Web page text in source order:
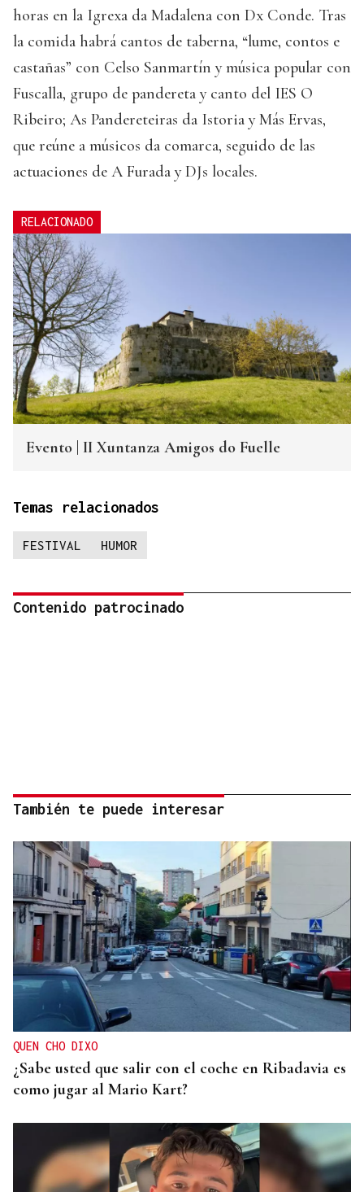
horas en la Igrexa da Madalena con Dx Conde. Tras
la comida habrá cantos de taberna, “lume, contos e
castañas” con Celso Sanmartín y música popular con
Fuscalla, grupo de pandereta y canto del IES O
Ribeiro; As Pandereteiras da Istoria y Más Ervas,
que reúne a músicos da comarca, seguido de las
actuaciones de A Furada y DJs locales.
RELACIONADO
Evento | II Xuntanza Amigos do Fuelle
Temas relacionados
FESTIVAL HUMOR
Contenido patrocinado
También te puede interesar
QUEN CHO DIXO
¿Sabe usted que salir con el coche en Ribadavia es
como jugar al Mario Kart?